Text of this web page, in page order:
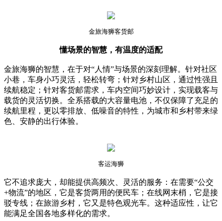
金旅海狮客货邮
懂场景的智慧，有温度的适配
金旅海狮的智慧，在于对“人情”与场景的深刻理解。针对社区
小巷，车身小巧灵活，轻松转弯；针对乡村山区，通过性强且
续航稳定；针对客货邮需求，车内空间巧妙设计，实现载客与
载货的灵活切换。全系搭载的大容量电池，不仅保障了充足的
续航里程，更以零排放、低噪音的特性，为城市和乡村带来绿
色、安静的出行体验。
客运海狮
它不追求庞大，却能提供高频次、灵活的服务：在需要“公交
+物流”的地区，它是客货两用的便民车；在线网末梢，它是接
驳专线；在旅游乡村，它又是特色观光车。这种适应性，让它
能满足全国各地多样化的需求。